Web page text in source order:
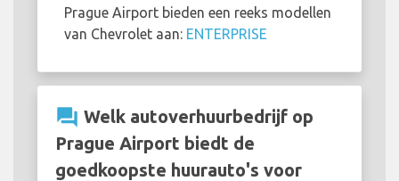
Prague Airport bieden een reeks modellen
van Chevrolet aan: ENTERPRISE
question_answer Welk autoverhuurbedrijf op
Prague Airport biedt de
goedkoopste huurauto's voor